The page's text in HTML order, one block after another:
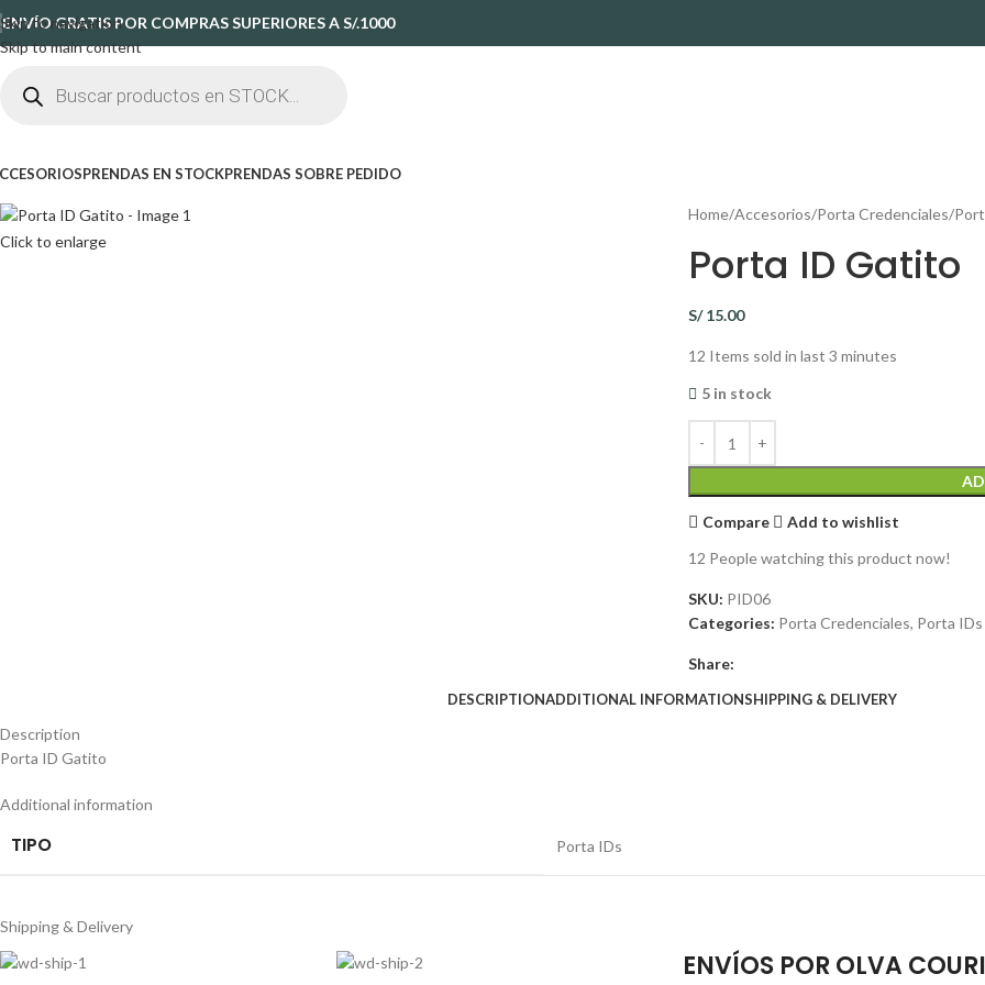
Skip to navigation
Skip to main content
ENVÍO GRATIS POR COMPRAS SUPERIORES A S/.1000
PRENDAS EN STOCKPRENDAS SOBRE PEDIDO
Click to enlarge
Home Accesorios Porta Credenciales
Porta ID Gatito
S/15.00
12 Items sold in last 3 minutes
5 in stock
Compare
Add to wishlist
12 People watching this product now!
SKU: PID06
Categories: Porta Credenciales, Porta IDs
Share:
DESCRIPTIONADDITIONAL INFORMATIONSHIPPING & DELIVERY
Description
Porta ID Gatito
Additional information
TIPO Porta IDs
Shipping & Delivery
ENVÍOS POR OLVA